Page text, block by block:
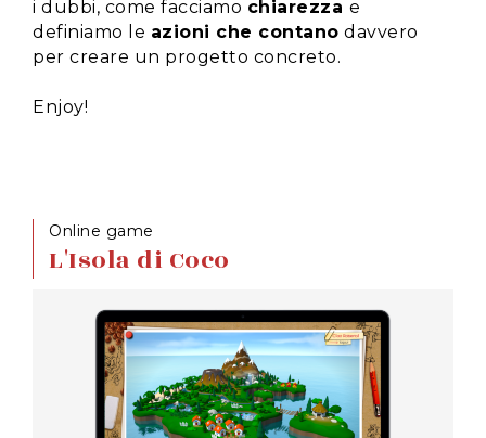
i dubbi, come facciamo chiarezza e
definiamo le azioni che contano davvero
per creare un progetto concreto.
Enjoy!
Online game
L'Isola di Coco